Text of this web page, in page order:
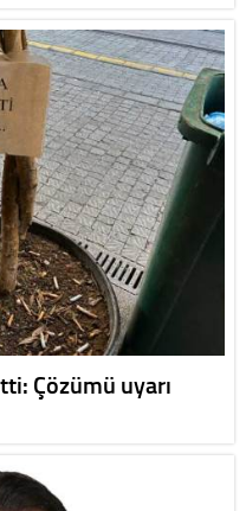
Çözümü uyarı